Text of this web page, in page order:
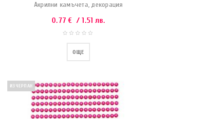
Акрилни камъчета, декорация
0.77€ / 1.51 лв.
ОЩЕ
ИЗЧЕРПАН